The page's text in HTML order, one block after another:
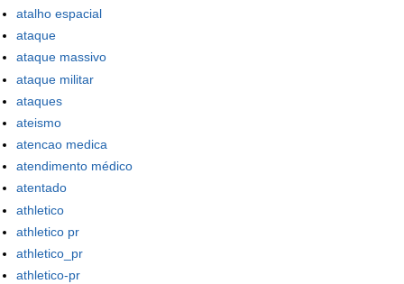
atalho espacial
ataque
ataque massivo
ataque militar
ataques
ateismo
atencao medica
atendimento médico
atentado
athletico
athletico pr
athletico_pr
athletico-pr